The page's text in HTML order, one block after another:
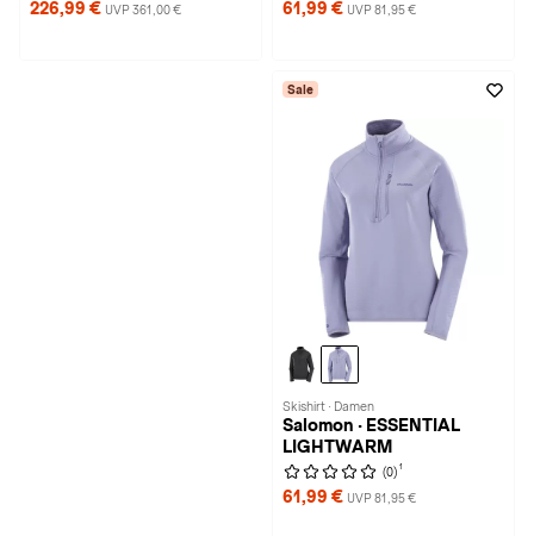
226,99 € UVP 361,00 € 61,99 € UVP 81,95 €
Sale
Skishirt · Damen
Salomon · ESSENTIAL
LIGHTWARM
(0) 1
61,99 € UVP 81,95 €